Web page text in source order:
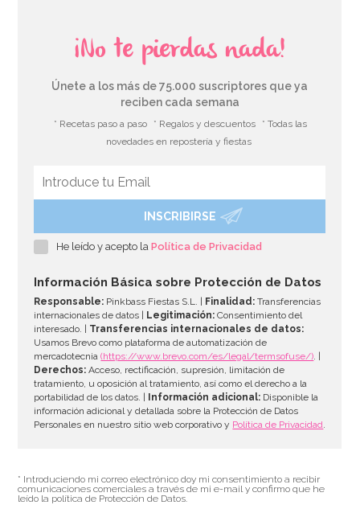
Aros de Azúcar Fresa Pica 1 Kilo - Fini
AÑADIR
¡No te pierdas nada!
Únete a los más de 75.000 suscriptores que ya
reciben cada semana
* Recetas paso a paso * Regalos y descuentos
* Todas las
novedades en repostería y fiestas
INSCRIBIRSE
He leído y acepto laPolítica de Privacidad
Información Básica sobre Protección de Datos
Responsable: Pinkbass Fiestas S.L. | Finalidad: Transferencias
internacionales de datos |
Legitimación: Consentimiento del
interesado. | Transferencias internacionales de datos:
Usamos Brevo como plataforma de automatización de
mercadotecnia(https://www.brevo.com/es/legal/termsofuse/). |
Derechos: Acceso, rectificación, supresión, limitación de
tratamiento, u oposición al tratamiento, así como el derecho a la
portabilidad de los datos. |
Información adicional: Disponible la
información adicional y detallada sobre la Protección de Datos
Personales en nuestro sitio web corporativo y Política de Privacidad.
* Introduciendo mi correo electrónico doy mi consentimiento a recibir
comunicaciones comerciales a través de mi e-mail y confirmo que he
leído la política de Protección de Datos.